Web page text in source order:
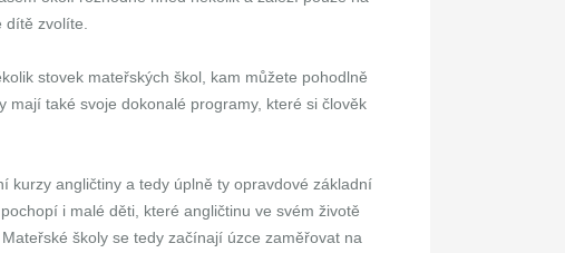
zvolíte.
stovek mateřských škol, kam můžete pohodlně
mají také svoje dokonalé programy, které si člověk
kurzy angličtiny a tedy úplně ty opravdové základní
i malé děti, které angličtinu ve svém životě
školy se tedy začínají úzce zaměřovat na